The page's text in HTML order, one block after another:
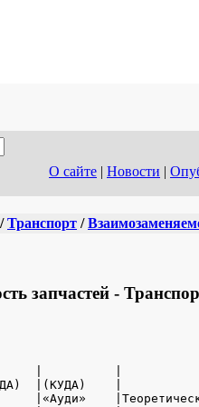
О сайте | Новости |
/Транспорт /
запчастей -
|(КУДА)    |
|«Ауди»